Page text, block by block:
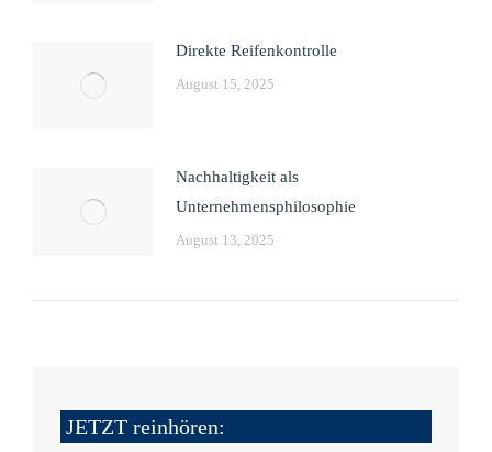
Direkte Reifenkontrolle
August 15, 2025
Nachhaltigkeit als
Unternehmensphilosophie
August 13, 2025
JETZT reinhören: